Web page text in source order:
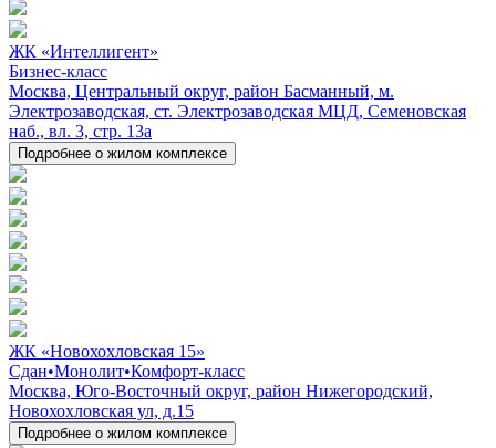
ЖК «Интеллигент»
Бизнес-класс
Москва, Центральный округ, район Басманный, м.
Электрозаводская, ст. Электрозаводская МЦД, Семеновская
наб., вл. 3, стр. 13а
Подробнее о жилом комплексе
ЖК «Новохохловская 15»
Сдан•Монолит•Комфорт-класс
Москва, Юго-Восточный округ, район Нижегородский,
Новохохловская ул, д.15
Подробнее о жилом комплексе